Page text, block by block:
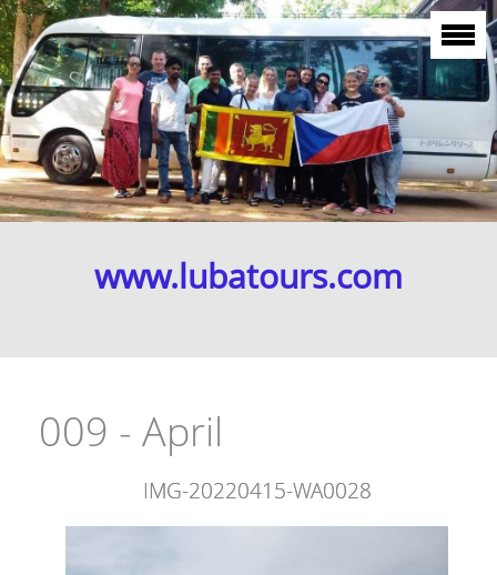
www.lubatours.com
009 - April
IMG-20220415-WA0028